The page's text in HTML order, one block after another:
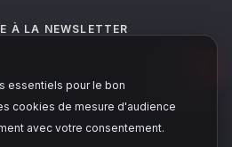
essentiels pour le bon
cookies de mesure d'audience
avec votre consentement.
À LA NEWSLETTER
Les règles de confidentialité